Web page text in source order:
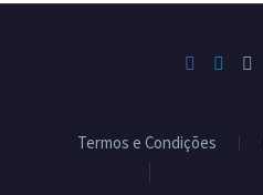
Termos e Condições